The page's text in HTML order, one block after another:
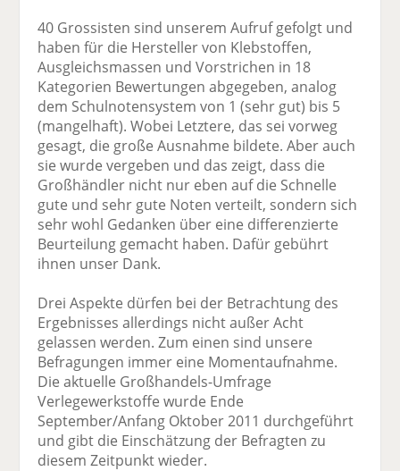
40 Grossisten sind unserem Aufruf gefolgt und
haben für die Hersteller von Klebstoffen,
Ausgleichsmassen und Vorstrichen in 18
Kategorien Bewertungen abgegeben, analog
dem Schulnotensystem von 1 (sehr gut) bis 5
(mangelhaft). Wobei Letztere, das sei vorweg
gesagt, die große Ausnahme bildete. Aber auch
sie wurde vergeben und das zeigt, dass die
Großhändler nicht nur eben auf die Schnelle
gute und sehr gute Noten verteilt, sondern sich
sehr wohl Gedanken über eine differenzierte
Beurteilung gemacht haben. Dafür gebührt
ihnen unser Dank.
Drei Aspekte dürfen bei der Betrachtung des
Ergebnisses allerdings nicht außer Acht
gelassen werden. Zum einen sind unsere
Befragungen immer eine Momentaufnahme.
Die aktuelle Großhandels-Umfrage
Verlegewerkstoffe wurde Ende
September/Anfang Oktober 2011 durchgeführt
und gibt die Einschätzung der Befragten zu
diesem Zeitpunkt wieder.